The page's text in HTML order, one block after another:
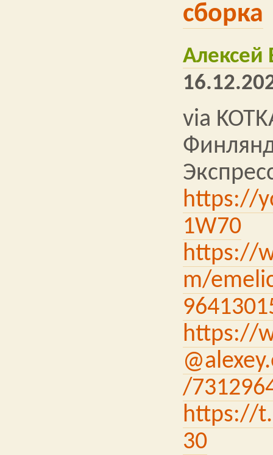
сборка
Алексей
via
https://
1W70
https://
m/
https://
/
https://
30